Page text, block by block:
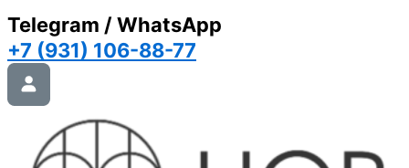
Telegram / WhatsApp
+7 (931) 106-88-77